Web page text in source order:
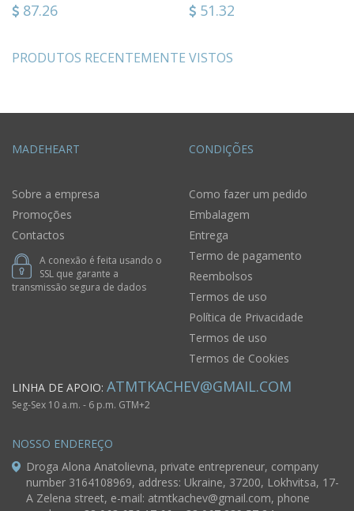
87.26 51.32
PRODUTOS RECENTEMENTE VISTOS
MADEHEART
Sobre a empresa
Promoções
Contactos
A conexão é feita usando o
SSL que garante a
transmissão segura de dados
CONDIÇÕES
Como fazer um pedido
Embalagem
Entrega
Termo de pagamento
Reembolsos
Termos de uso
Política de Privacidade
Termos de uso
Termos de Cookies
LINHA DE APOIO: ATMTKACHEV@GMAIL.COM
Seg-Sex 10 a.m. - 6 p.m. GTM+2
NOSSO ENDEREÇO
Droga Alona Anatolievna, private entrepreneur, company
number 3164108969, address: Ukraine, 37200, Lokhvitsa, 17-
A Zelena street, e-mail: atmtkachev@gmail.com, phone